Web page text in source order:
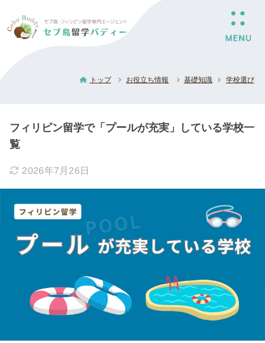
トップ お役立ち情報 基礎知識 学校選び
フィリピン留学で「プールが充実」している学校一
覧
2026年7月26日